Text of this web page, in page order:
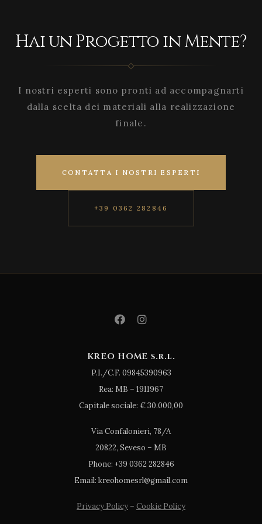
Hai un Progetto in Mente?
I nostri esperti sono pronti ad accompagnarti
dalla scelta dei materiali alla realizzazione
finale.
CONTATTA I NOSTRI ESPERTI
+39 0362 282846
KREO HOME s.r.l.
P.I./C.F. 09845390963
Rea: MB – 1911967
Capitale sociale: € 30.000,00
Via Confalonieri, 78/A
20822, Seveso – MB
Phone: +39 0362 282846
Email: kreohomesrl@gmail.com
Privacy Policy– Cookie Policy